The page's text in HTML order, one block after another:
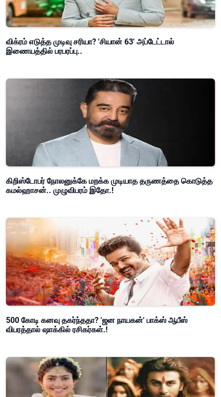
விக்ரம் எடுத்த முடிவு சரியா? 'சியான் 63' அப்டேட்டால்
இணையத்தில் பரபரப்பு..
கிறிஸ்டோபர் நோலனுக்கே மறக்க முடியாத தருணத்தை கொடுத்த
கமல்ஹாசன்.. முழுவிபரம் இதோ.!
500 கோடி கனவு தகர்ந்ததா? 'ஜன நாயகன்' பாக்ஸ் ஆபீஸ்
விபரத்தால் ஷாக்கில் ரசிகர்கள்.!